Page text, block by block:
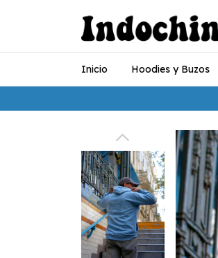
Inicio Hoodies y Buzos